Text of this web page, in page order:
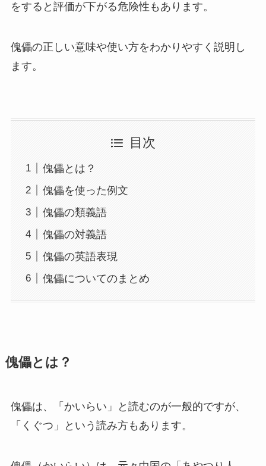
をすると評価が下がる危険性もあります。
傀儡の正しい意味や使い方をわかりやすく説明し
ます。
目次
傀儡とは？
傀儡を使った例文
傀儡の類義語
傀儡の対義語
傀儡の英語表現
傀儡についてのまとめ
傀儡とは？
傀儡は、「かいらい」と読むのが一般的ですが、
「くぐつ」という読み方もあります。